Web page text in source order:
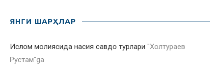
ЯНГИ ШАРҲЛАР
Ислом молиясида насия савдо турлари "Холтураев
Рустам"ga